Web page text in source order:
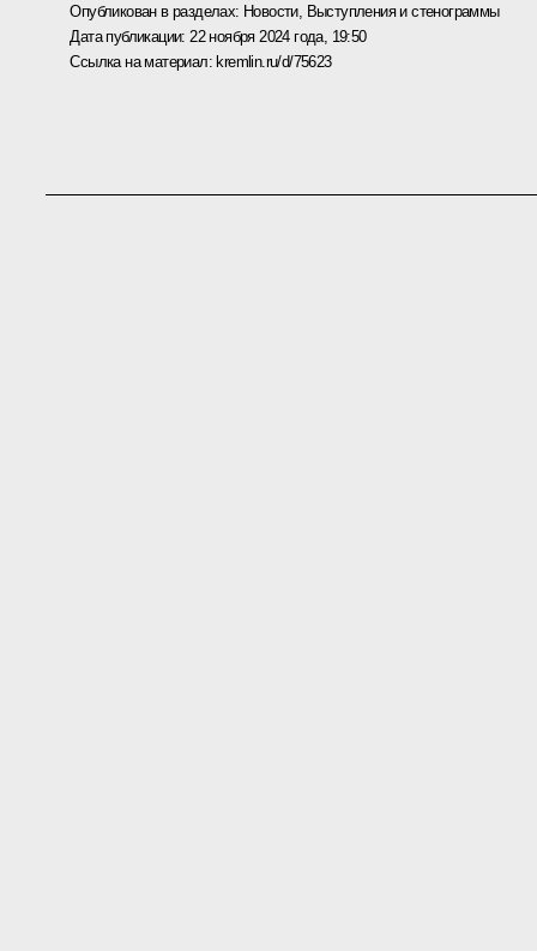
Опубликован в разделах: Новости, Выступления и стенограммы
Дата публикации: 22 ноября 2024 года, 19:50
Ссылка на материал: kremlin.ru/d/75623